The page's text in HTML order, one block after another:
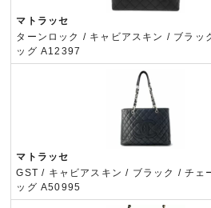
マトラッセ
ターンロック / キャビアスキン / ブラッ
ッグ A12397
マトラッセ
GST / キャビアスキン / ブラック / チェ
ッグ A50995